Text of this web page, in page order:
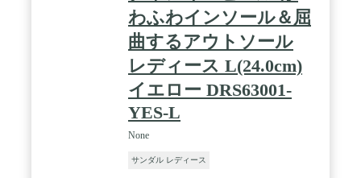
わふわインソール＆屈
曲するアウトソール
レディース L(24.0cm)
イエロー DRS63001-
YES-L
None
サンダル レディース